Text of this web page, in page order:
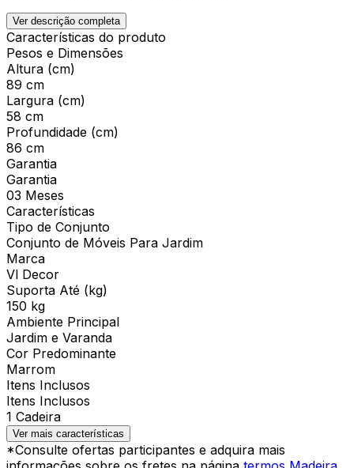
Ver descrição completa
Características do produto
Pesos e Dimensões
Altura (cm)
89 cm
Largura (cm)
58 cm
Profundidade (cm)
86 cm
Garantia
Garantia
03 Meses
Características
Tipo de Conjunto
Conjunto de Móveis Para Jardim
Marca
Vl Decor
Suporta Até (kg)
150 kg
Ambiente Principal
Jardim e Varanda
Cor Predominante
Marrom
Itens Inclusos
Itens Inclusos
1 Cadeira
Ver mais características
*Consulte ofertas participantes e adquira mais